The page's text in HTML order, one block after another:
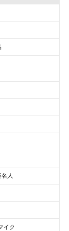
人
イク